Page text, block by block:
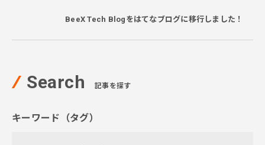
BeeX Tech Blogをはてなブログに移行しました！
Search 記事を探す
キーワード（タグ）